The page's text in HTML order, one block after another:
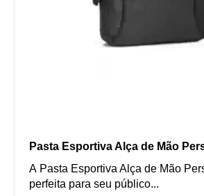
Pasta Esportiva Alça de Mão
A Pasta Esportiva Alça de Mão
perfeita para seu público...